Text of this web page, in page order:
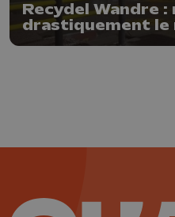
Recydel Wandre :
drastiquement le